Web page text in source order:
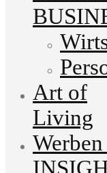
Art of
Living